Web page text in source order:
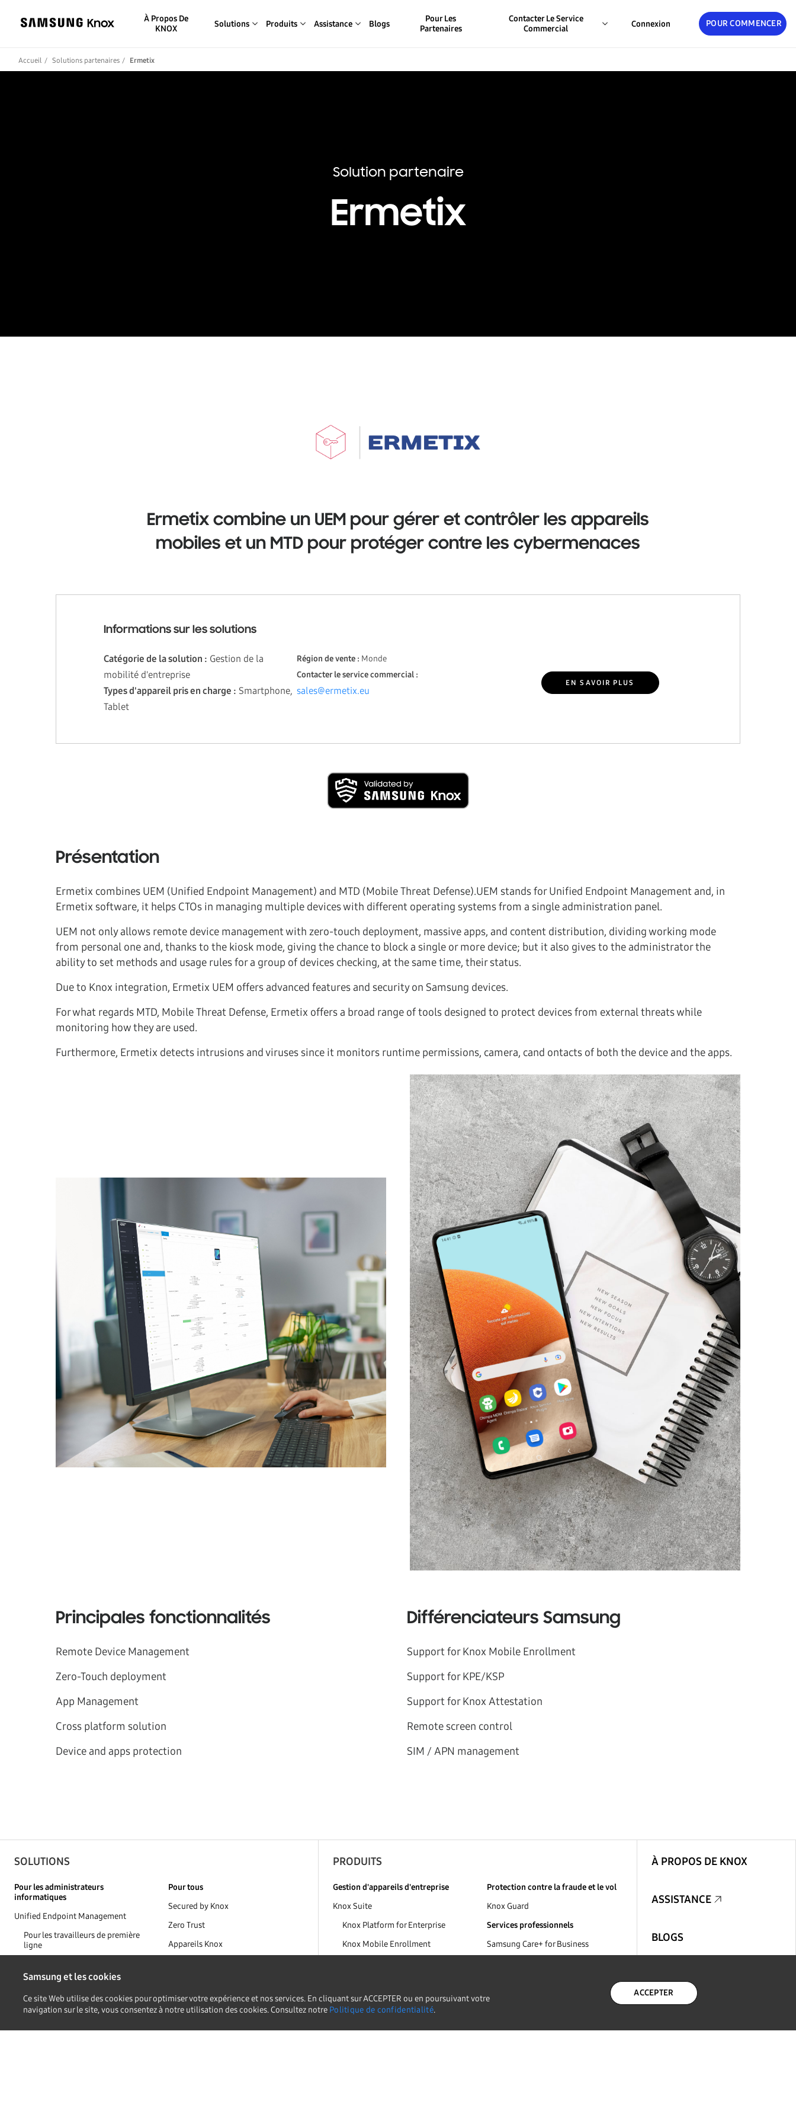
POUR COMMENCER
À Propos De
KNOX
Solutions Produits Assistance Blogs
Pour Les
Partenaires
Contacter Le Service
Commercial
Connexion
Accueil Solutions partenaires Ermetix
Solution partenaire
Ermetix
Ermetix combine un UEM pour gérer et contrôler les appareils
mobiles et un MTD pour protéger contre les cybermenaces
Informations sur les solutions
Catégorie de la solution : Gestion de la
mobilité d'entreprise
Types d'appareil pris en charge : Smartphone,
Tablet
Région de vente : Monde
Contacter le service commercial :
sales@ermetix.eu
EN SAVOIR PLUS
Présentation
Ermetix combines UEM (Unified Endpoint Management) and MTD (Mobile Threat Defense).UEM stands for Unified Endpoint Management and, in
Ermetix software, it helps CTOs in managing multiple devices with different operating systems from a single administration panel.
UEM not only allows remote device management with zero-touch deployment, massive apps, and content distribution, dividing working mode
from personal one and, thanks to the kiosk mode, giving the chance to block a single or more device; but it also gives to the administrator the
ability to set methods and usage rules for a group of devices checking, at the same time, their status.
Due to Knox integration, Ermetix UEM offers advanced features and security on Samsung devices.
For what regards MTD, Mobile Threat Defense, Ermetix offers a broad range of tools designed to protect devices from external threats while
monitoring how they are used.
Furthermore, Ermetix detects intrusions and viruses since it monitors runtime permissions, camera, cand ontacts of both the device and the apps.
Principales fonctionnalités
Remote Device Management
Zero-Touch deployment
App Management
Cross platform solution
Device and apps protection
Différenciateurs Samsung
Support for Knox Mobile Enrollment
Support for KPE/KSP
Support for Knox Attestation
Remote screen control
SIM / APN management
SOLUTIONS
Pour les administrateurs
informatiques
Unified Endpoint Management
Pour les travailleurs de première
ligne
Pour les écoles
Pour le transport
Pour les fournisseurs de services
Pour tous
Secured by Knox
Zero Trust
Appareils Knox
Témoignages de succès client
Solutions partenaires
PRODUITS
Gestion d'appareils d'entreprise
Knox Suite
Knox Platform for Enterprise
Knox Mobile Enrollment
Knox Asset Intelligence
Protection contre la fraude et le vol
Knox Guard
Services professionnels
Samsung Care+ for Business
Services
À PROPOS DE KNOX
ASSISTANCE
BLOGS
Samsung et les cookies
Ce site Web utilise des cookies pour optimiser votre expérience et nos services. En cliquant sur ACCEPTER ou en poursuivant votre
navigation sur le site, vous consentez à notre utilisation des cookies. Consultez notre Politique de confidentialité.
ACCEPTER